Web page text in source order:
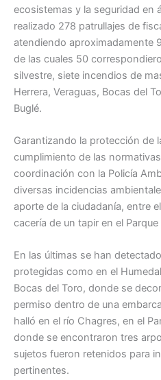
ecosistemas y la seguridad en
realizado 278 patrullajes de
atendiendo aproximadamente
de las cuales 50
silvestre, siete incendios de
Herrera, Veraguas, Bocas del
Buglé.
Garantizando la protección de
cumplimiento de las
coordinación con la Policía
diversas incidencias
aporte de la ciudadanía, entre
cacería de un tapir en el
En las últimas se han
protegidas como en el
Bocas del Toro, donde se
permiso dentro de una
halló en el río Chagres, en el
donde se encontraron tres
sujetos fueron retenidos para
pertinentes.